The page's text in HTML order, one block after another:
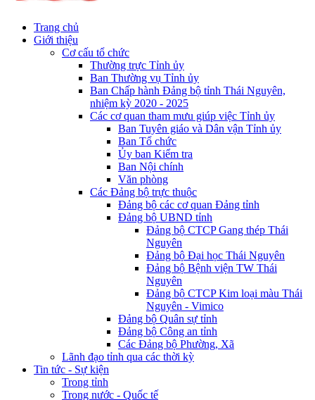
Trang chủ
Giới thiệu
Cơ cấu tổ chức
Thường trực Tỉnh ủy
Ban Thường vụ Tỉnh ủy
Ban Chấp hành Đảng bộ tỉnh Thái Nguyên,
nhiệm kỳ 2020 - 2025
Các cơ quan tham mưu giúp việc Tỉnh ủy
Ban Tuyên giáo và Dân vận Tỉnh ủy
Ban Tổ chức
Ủy ban Kiểm tra
Ban Nội chính
Văn phòng
Các Đảng bộ trực thuộc
Đảng bộ các cơ quan Đảng tỉnh
Đảng bộ UBND tỉnh
Đảng bộ CTCP Gang thép Thái
Nguyên
Đảng bộ Đại học Thái Nguyên
Đảng bộ Bệnh viện TW Thái
Nguyên
Đảng bộ CTCP Kim loại màu Thái
Nguyên - Vimico
Đảng bộ Quân sự tỉnh
Đảng bộ Công an tỉnh
Các Đảng bộ Phường, Xã
Lãnh đạo tỉnh qua các thời kỳ
Tin tức - Sự kiện
Trong tỉnh
Trong nước - Quốc tế